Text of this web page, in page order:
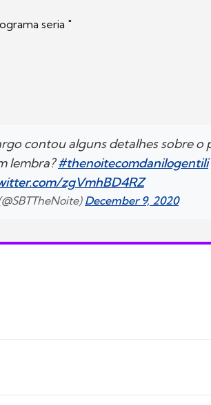
seria "
contou alguns detalhes sobre o
lembra?#thenoitecomdanilogentili
zgVmhBD4RZ
December 9, 2020